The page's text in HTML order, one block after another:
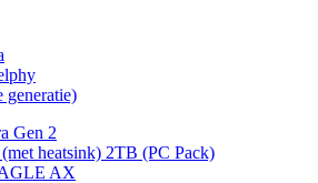
generatie)
Gen 2
heatsink) 2TB (PC Pack)
AX